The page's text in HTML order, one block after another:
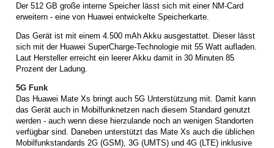
Der 512 GB große interne Speicher lässt sich mit einer NM-Card
erweitern - eine von Huawei entwickelte Speicherkarte.
Das Gerät ist mit einem 4.500 mAh Akku ausgestattet. Dieser lässt
sich mit der Huawei SuperCharge-Technologie mit 55 Watt aufladen.
Laut Hersteller erreicht ein leerer Akku damit in 30 Minuten 85
Prozent der Ladung.
5G Funk
Das Huawei Mate Xs bringt auch 5G Unterstützung mit. Damit kann
das Gerät auch in Mobilfunknetzen nach diesem Standard genutzt
werden - auch wenn diese hierzulande noch an wenigen Standorten
verfügbar sind. Daneben unterstützt das Mate Xs auch die üblichen
Mobilfunkstandards 2G (GSM), 3G (UMTS) und 4G (LTE) inklusive